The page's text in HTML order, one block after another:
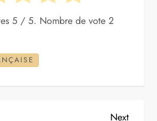
5/ 5. Nombre de vote 2
Next
Next